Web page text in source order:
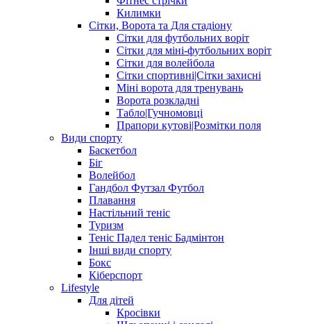
Килимки
Сітки, Ворота та Для стадіону
Сітки для футбольних воріт
Сітки для міні-футбольних воріт
Сітки для волейбола
Сітки спортивні|Cітки захисні
Міні ворота для тренувань
Ворота розкладні
Табло|Гучномовці
Прапори кутові|Розмітки поля
Види спорту
Баскетбол
Біг
Волейбол
Гандбол Футзал Футбол
Плавання
Настільний теніс
Туризм
Теніс Падел теніс Бадмінтон
Інші види спорту
Бокс
Кіберспорт
Lifestyle
Для дітей
Кросівки